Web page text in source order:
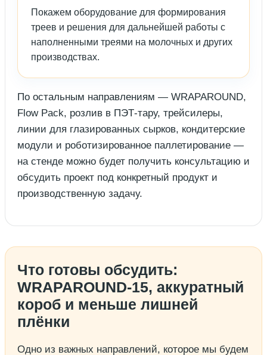
Покажем оборудование для формирования
треев и решения для дальнейшей работы с
наполненными треями на молочных и других
производствах.
По остальным направлениям — WRAPAROUND,
Flow Pack, розлив в ПЭТ-тару, трейсилеры,
линии для глазированных сырков, кондитерские
модули и роботизированное паллетирование —
на стенде можно будет получить консультацию и
обсудить проект под конкретный продукт и
производственную задачу.
Что готовы обсудить:
WRAPAROUND-15, аккуратный
короб и меньше лишней
плёнки
Одно из важных направлений, которое мы будем